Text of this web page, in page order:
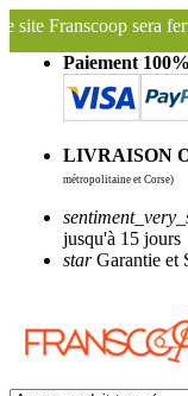
1er Août au 27 Août
Paiement
LIVRAISON
métropolitaine et Corse)
jusqu'à 15 jours
starGarantie et